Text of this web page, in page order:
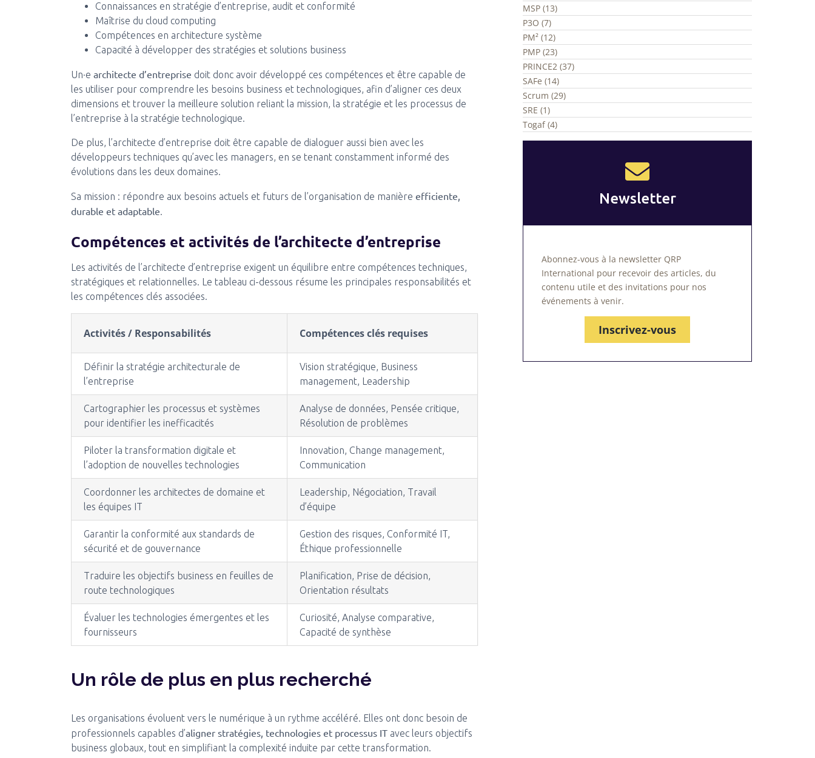
MSP (13)
P3O (7)
PM² (12)
PMP (23)
PRINCE2 (37)
SAFe (14)
Scrum (29)
SRE (1)
Togaf (4)
Newsletter
Abonnez-vous à la newsletter QRP
International pour recevoir des articles, du
contenu utile et des invitations pour nos
événements à venir.
Inscrivez-vous
Connaissances en stratégie d’entreprise, audit et conformité
Maîtrise du cloud computing
Compétences en architecture système
Capacité à développer des stratégies et solutions business
Un·earchitecte d’entreprise doit donc avoir développé ces compétences et être capable de
les utiliser pour comprendre les besoins business et technologiques, afin d’aligner ces deux
dimensions et trouver la meilleure solution reliant la mission, la stratégie et les processus de
l’entreprise à la stratégie technologique.
De plus, l’architecte d’entreprise doit être capable de dialoguer aussi bien avec les
développeurs techniques qu’avec les managers, en se tenant constamment informé des
évolutions dans les deux domaines.
Sa mission : répondre aux besoins actuels et futurs de l’organisation de manièreefficiente,
durable et adaptable.
Compétences et activités de l’architecte d’entreprise
Les activités de l’architecte d’entreprise exigent un équilibre entre compétences techniques,
stratégiques et relationnelles. Le tableau ci-dessous résume les principales responsabilités et
les compétences clés associées.
Activités / Responsabilités Compétences clés requises
Définir la stratégie architecturale de
l’entreprise
Vision stratégique, Business
management, Leadership
Cartographier les processus et systèmes
pour identifier les inefficacités
Analyse de données, Pensée critique,
Résolution de problèmes
Piloter la transformation digitale et
l’adoption de nouvelles technologies
Innovation, Change management,
Communication
Coordonner les architectes de domaine et
les équipes IT
Leadership, Négociation, Travail
d’équipe
Garantir la conformité aux standards de
sécurité et de gouvernance
Gestion des risques, Conformité IT,
Éthique professionnelle
Traduire les objectifs business en feuilles de
route technologiques
Planification, Prise de décision,
Orientation résultats
Évaluer les technologies émergentes et les
fournisseurs
Curiosité, Analyse comparative,
Capacité de synthèse
Un rôle de plus en plus recherché
Les organisations évoluent vers le numérique à un rythme accéléré. Elles ont donc besoin de
professionnels capables d’aligner stratégies, technologies et processus IT avec leurs objectifs
business globaux, tout en simplifiant la complexité induite par cette transformation.